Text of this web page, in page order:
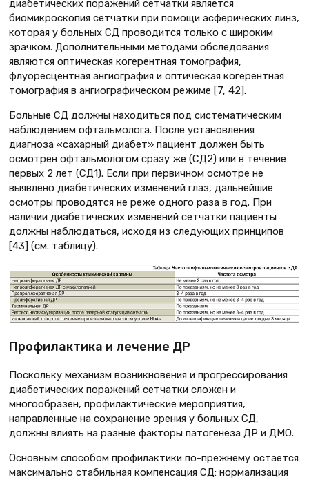
диабетических поражений сетчатки является
биомикроскопия сетчатки при помощи асферических линз,
которая у больных СД проводится только с широким
зрачком. Дополнительными методами обследования
являются оптическая когерентная томография,
флуоресцентная ангиография и оптическая когерентная
томография в ангиографическом режиме [7, 42].
Больные СД должны находиться под систематическим
наблюдением офтальмолога. После установления
диагноза «сахарный диабет» пациент должен быть
осмотрен офтальмологом сразу же (СД2) или в течение
первых 2 лет (СД1). Если при первичном осмотре не
выявлено диабетических изменений глаз, дальнейшие
осмотры проводятся не реже одного раза в год. При
наличии диабетических изменений сетчатки пациенты
должны наблюдаться, исходя из следующих принципов
[43] (см. таблицу).
Профилактика и лечение ДР
Поскольку механизм возникновения и прогрессирования
диабетических поражений сетчатки сложен и
многообразен, профилактические мероприятия,
направленные на сохранение зрения у больных СД,
должны влиять на разные факторы патогенеза ДР и ДМО.
Основным способом профилактики по-прежнему остается
максимально стабильная компенсация СД: нормализация